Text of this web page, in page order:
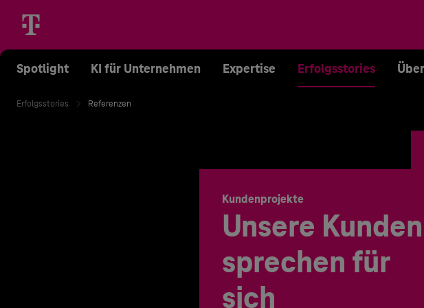
Spotlight KI für Unternehmen Expertise Erfolgsstories
Erfolgsstories Referenzen
Kundenprojekte
Unsere Kunden
sprechen für
sich